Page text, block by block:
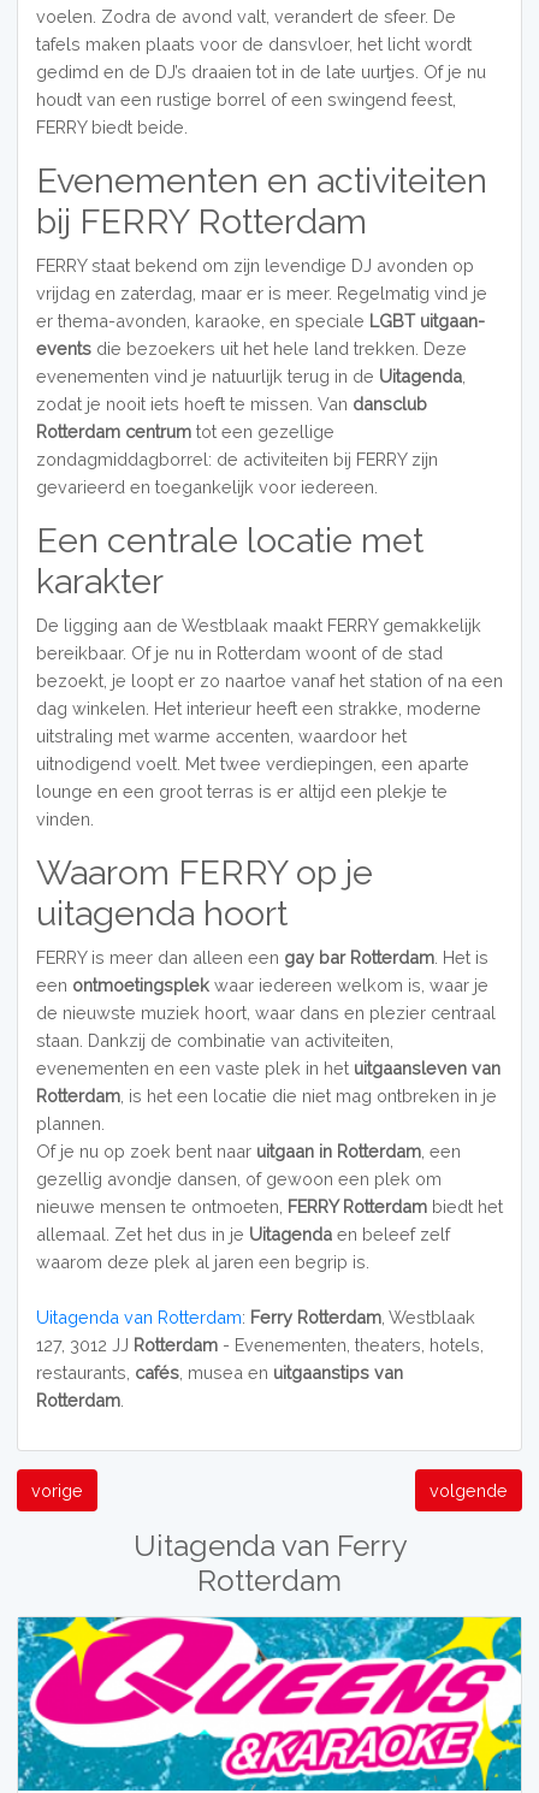
voelen. Zodra de avond valt, verandert de sfeer. De
tafels maken plaats voor de dansvloer, het licht wordt
gedimd en de DJ’s draaien tot in de late uurtjes. Of je nu
houdt van een rustige borrel of een swingend feest,
FERRY biedt beide.
Evenementen en activiteiten
bij FERRY Rotterdam
FERRY staat bekend om zijn levendige DJ avonden op
vrijdag en zaterdag, maar er is meer. Regelmatig vind je
er thema-avonden, karaoke, en speciale LGBT uitgaan-
eventsdie bezoekers uit het hele land trekken. Deze
evenementen vind je natuurlijk terug in de Uitagenda,
zodat je nooit iets hoeft te missen. Van dansclub
Rotterdam centrumtot een gezellige
zondagmiddagborrel: de activiteiten bij FERRY zijn
gevarieerd en toegankelijk voor iedereen.
Een centrale locatie met
karakter
De ligging aan de Westblaak maakt FERRY gemakkelijk
bereikbaar. Of je nu in Rotterdam woont of de stad
bezoekt, je loopt er zo naartoe vanaf het station of na een
dag winkelen. Het interieur heeft een strakke, moderne
uitstraling met warme accenten, waardoor het
uitnodigend voelt. Met twee verdiepingen, een aparte
lounge en een groot terras is er altijd een plekje te
vinden.
Waarom FERRY op je
uitagenda hoort
FERRY is meer dan alleen een gay bar Rotterdam. Het is
een ontmoetingsplekwaar iedereen welkom is, waar je
de nieuwste muziek hoort, waar dans en plezier centraal
staan. Dankzij de combinatie van activiteiten,
evenementen en een vaste plek in het uitgaansleven van
Rotterdam, is het een locatie die niet mag ontbreken in je
plannen.
Of je nu op zoek bent naar uitgaan in Rotterdam, een
gezellig avondje dansen, of gewoon een plek om
nieuwe mensen te ontmoeten, FERRY Rotterdambiedt het
allemaal. Zet het dus in je Uitagenda en beleef zelf
waarom deze plek al jaren een begrip is.
Uitagenda van Rotterdam: Ferry Rotterdam, Westblaak
127, 3012 JJ Rotterdam- Evenementen, theaters, hotels,
restaurants, cafés, musea en uitgaanstips van
Rotterdam.
vorige volgende
Uitagenda van Ferry
Rotterdam